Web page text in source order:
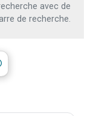
avec de
de recherche.